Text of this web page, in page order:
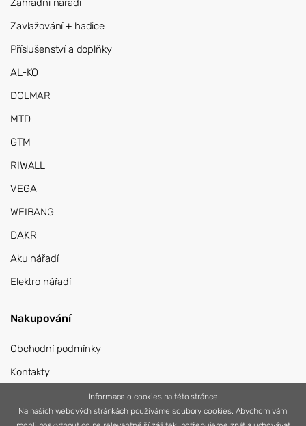
Zahradní nářadí
Zavlažování + hadice
Příslušenství a doplňky
AL-KO
DOLMAR
MTD
GTM
RIWALL
VEGA
WEIBANG
DAKR
Aku nářadí
Elektro nářadí
Nakupování
Obchodní podmínky
Kontakty
Informace o cookies na této stránce
Na našich webových stránkách používáme soubory cookies. Abychom vám